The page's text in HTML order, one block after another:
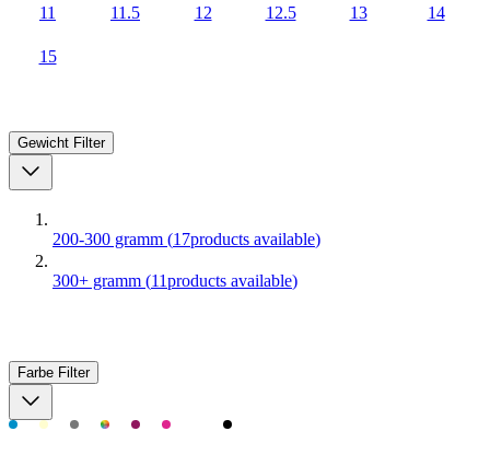
11 11.5 12 12.5 13 14
15
Gewicht Filter
200-300 gramm (17products available)
300+ gramm (11products available)
Farbe Filter